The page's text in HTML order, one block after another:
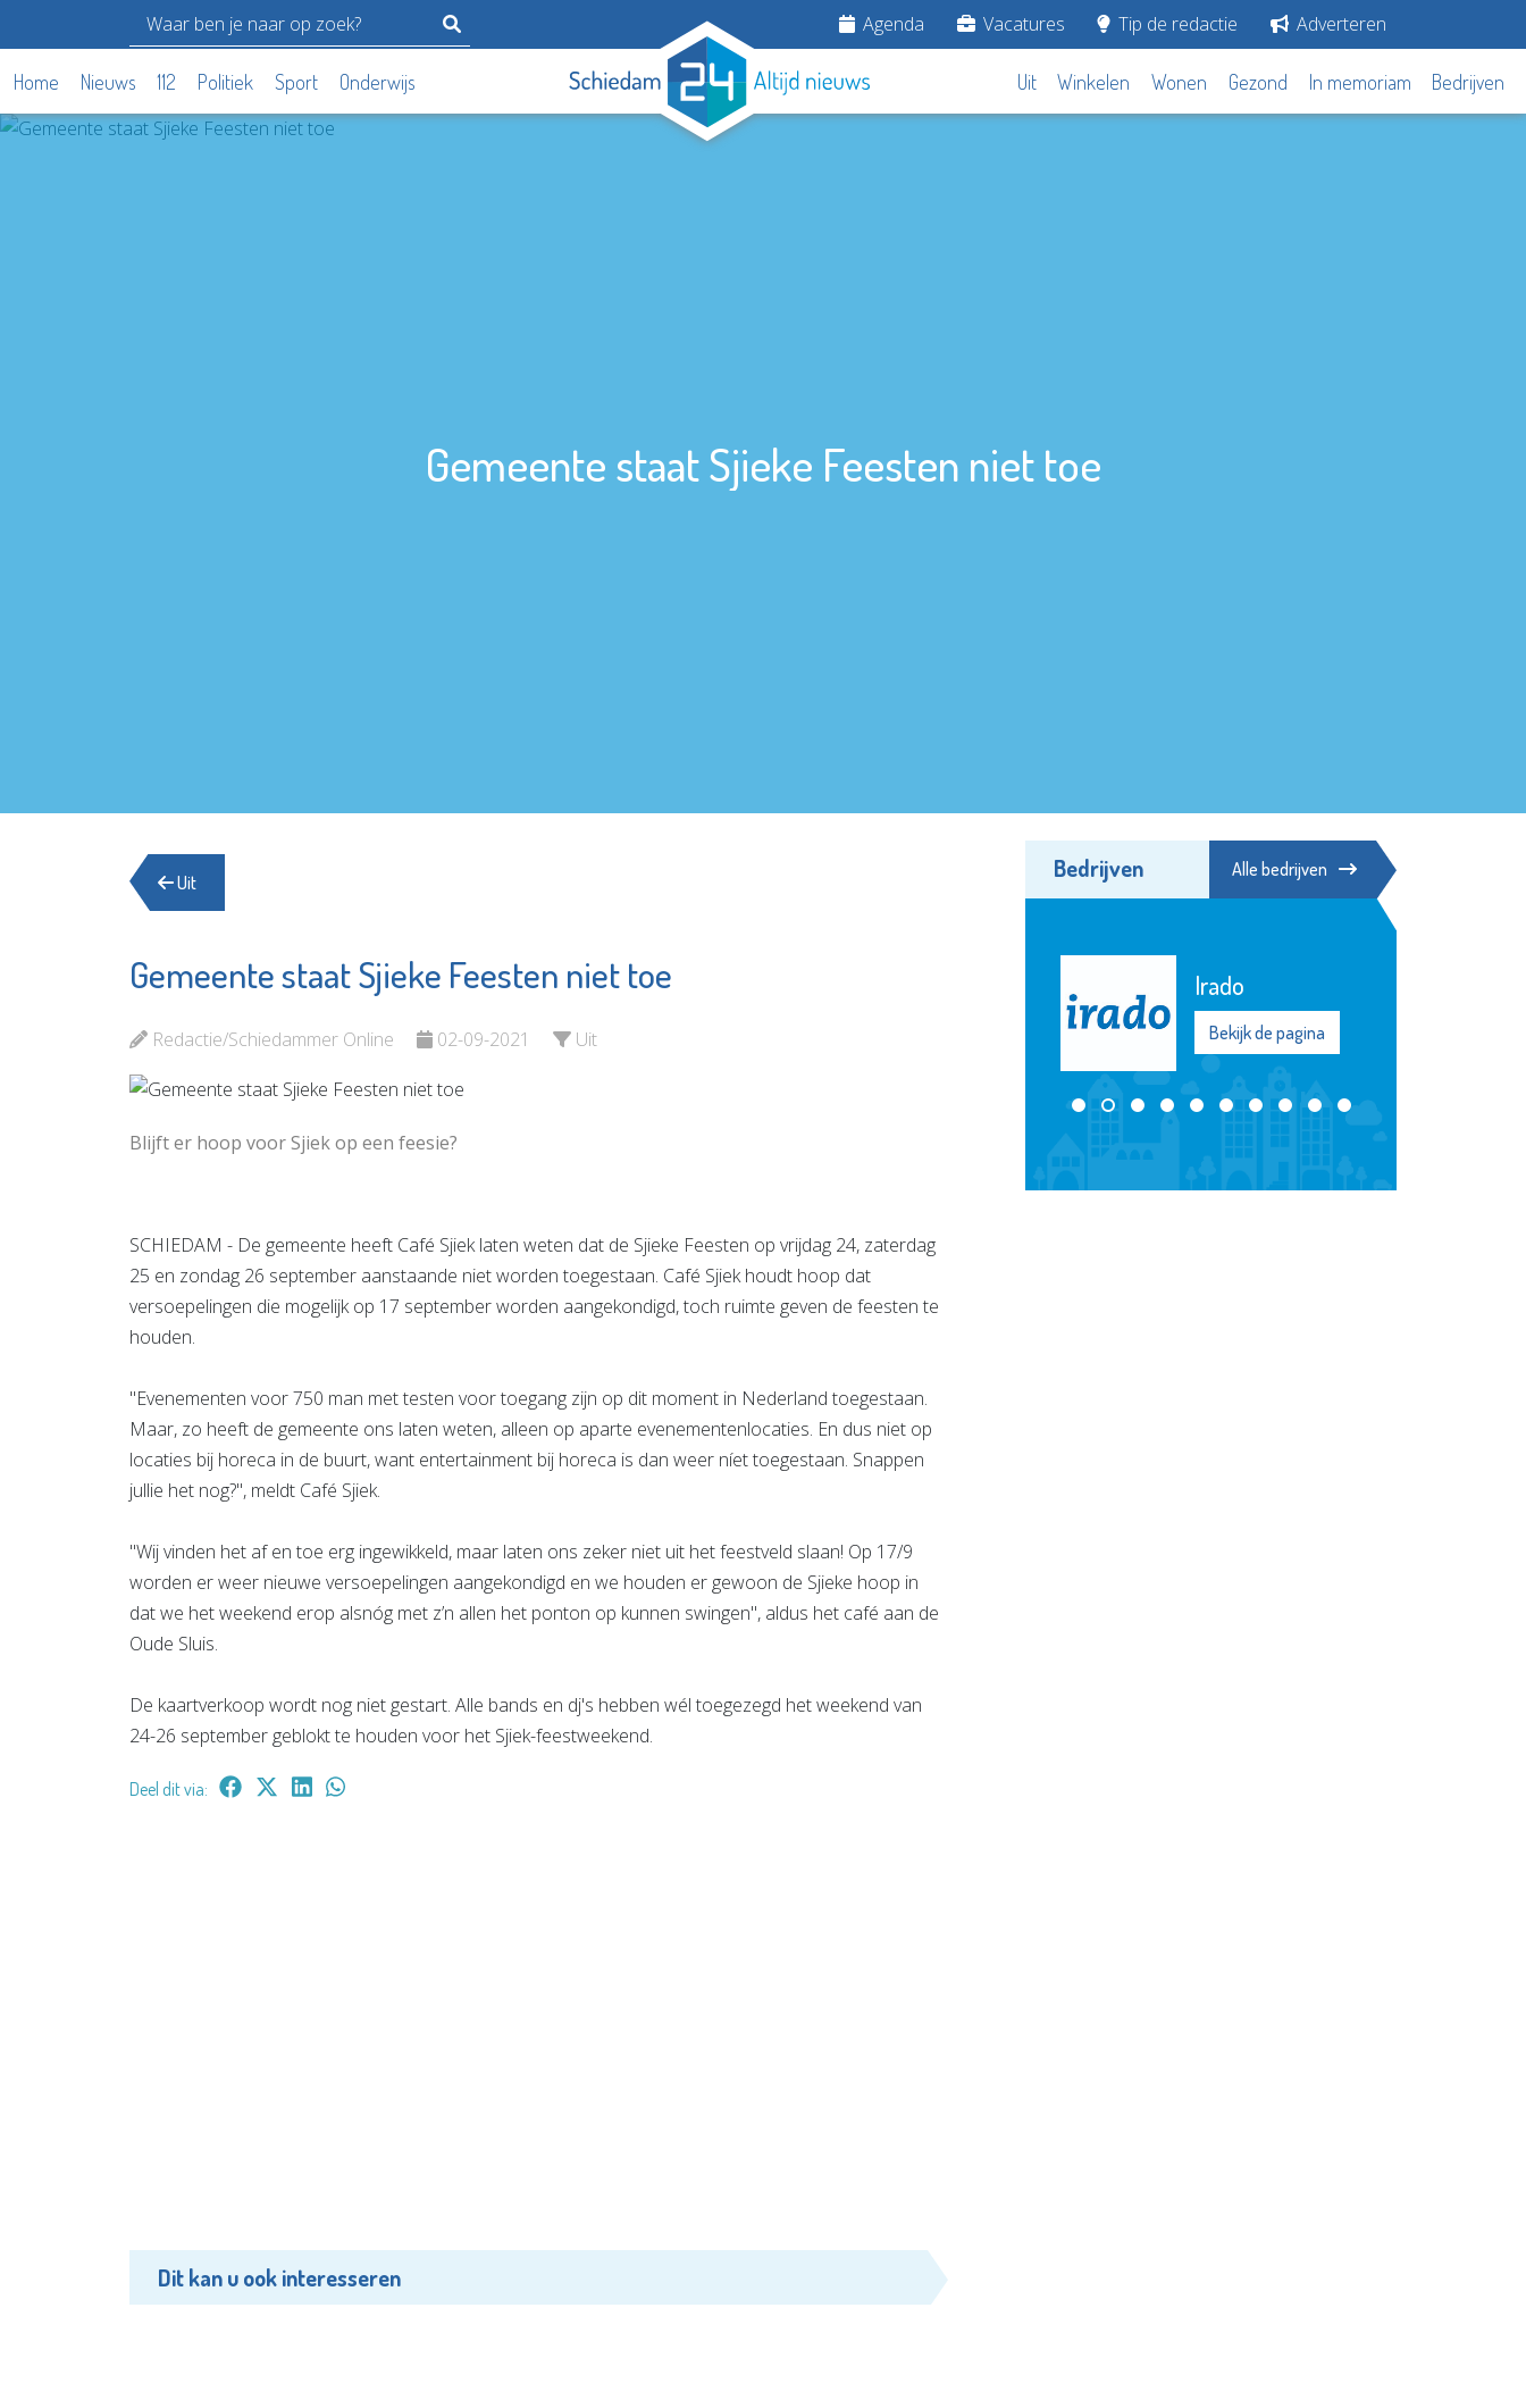
Agenda Vacatures Tip de redactie Adverteren
Home Nieuws 112 Politiek Sport Onderwijs Uit Winkelen Wonen Gezond In memoriam Bedrijven
Gemeente staat Sjieke Feesten niet toe
Uit
Gemeente staat Sjieke Feesten niet toe
Redactie/Schiedammer Online 02-09-2021 Uit
Blijft er hoop voor Sjiek op een feesie?
SCHIEDAM - De gemeente heeft Café Sjiek laten weten dat de Sjieke Feesten op vrijdag 24, zaterdag
25 en zondag 26 september aanstaande niet worden toegestaan. Café Sjiek houdt hoop dat
versoepelingen die mogelijk op 17 september worden aangekondigd, toch ruimte geven de feesten te
houden.
"Evenementen voor 750 man met testen voor toegang zijn op dit moment in Nederland toegestaan.
Maar, zo heeft de gemeente ons laten weten, alleen op aparte evenementenlocaties. En dus niet op
locaties bij horeca in de buurt, want entertainment bij horeca is dan weer níet toegestaan. Snappen
jullie het nog?", meldt Café Sjiek.
"Wij vinden het af en toe erg ingewikkeld, maar laten ons zeker niet uit het feestveld slaan! Op 17/9
worden er weer nieuwe versoepelingen aangekondigd en we houden er gewoon de Sjieke hoop in
dat we het weekend erop alsnóg met z’n allen het ponton op kunnen swingen", aldus het café aan de
Oude Sluis.
De kaartverkoop wordt nog niet gestart. Alle bands en dj's hebben wél toegezegd het weekend van
24-26 september geblokt te houden voor het Sjiek-feestweekend.
Deel dit via:
Dit kan u ook interesseren
Bedrijven Alle bedrijven
Bekijk de pagina
SIKO
Bekijk de pagina
Irado
Bekijk de pagina